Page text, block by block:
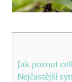
Jak poznat
Nejčastější